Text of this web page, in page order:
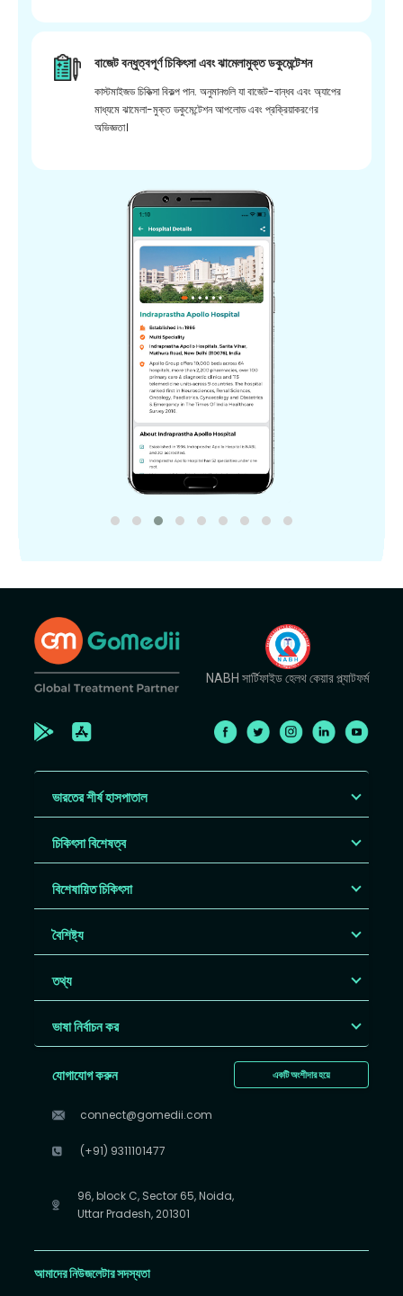
বাজেট বন্ধুত্বপূর্ণ চিকিৎসা এবং ঝামেলামুক্ত ডকুমেন্টেশন
কাস্টমাইজড চিকিত্সা বিকল্প পান. অনুমানগুলি যা বাজেট-বান্ধব এবং অ্যাপের
মাধ্যমে ঝামেলা-মুক্ত ডকুমেন্টেশন আপলোড এবং প্রক্রিয়াকরণের
অভিজ্ঞতা।
NABH সার্টিফাইড হেলথ কেয়ার প্ল্যাটফর্ম
ভারতের শীর্ষ হাসপাতাল
চিকিৎসা বিশেষত্ব
বিশেষায়িত চিকিৎসা
বৈশিষ্ট্য
তথ্য
ভাষা নির্বাচন কর
একটি অংশীদার হয়ে
যোগাযোগ করুন
connect@gomedii.com
(+91) 9311101477
96, block C, Sector 65, Noida,
Uttar Pradesh, 201301
আমাদের নিউজলেটার সদস্যতা